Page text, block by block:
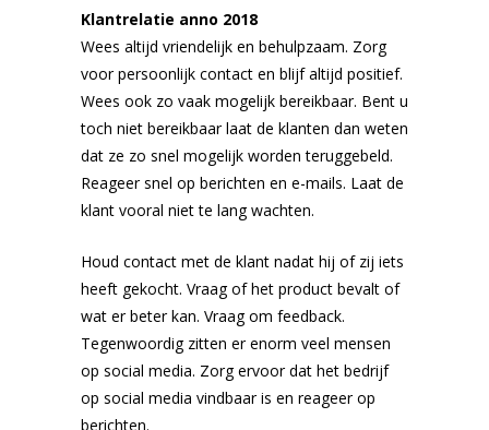
Klantrelatie anno 2018
Wees altijd vriendelijk en behulpzaam. Zorg
voor persoonlijk contact en blijf altijd positief.
Wees ook zo vaak mogelijk bereikbaar. Bent u
toch niet bereikbaar laat de klanten dan weten
dat ze zo snel mogelijk worden teruggebeld.
Reageer snel op berichten en e-mails. Laat de
klant vooral niet te lang wachten.
Houd contact met de klant nadat hij of zij iets
heeft gekocht. Vraag of het product bevalt of
wat er beter kan. Vraag om feedback.
Tegenwoordig zitten er enorm veel mensen
op social media. Zorg ervoor dat het bedrijf
op social media vindbaar is en reageer op
berichten.